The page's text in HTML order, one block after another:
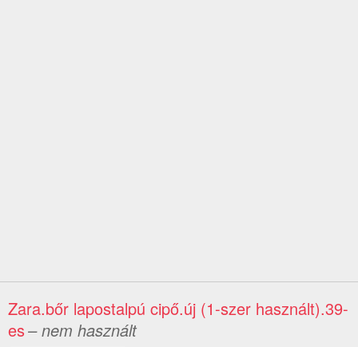
Zara.bőr lapostalpú cipő.új (1-szer használt).39-
es– nem használt